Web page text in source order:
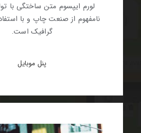
لورم ایپسوم متن ساختگی با
نامفهوم از صنعت چاپ و با
گرافیک است.
پنل موبایل